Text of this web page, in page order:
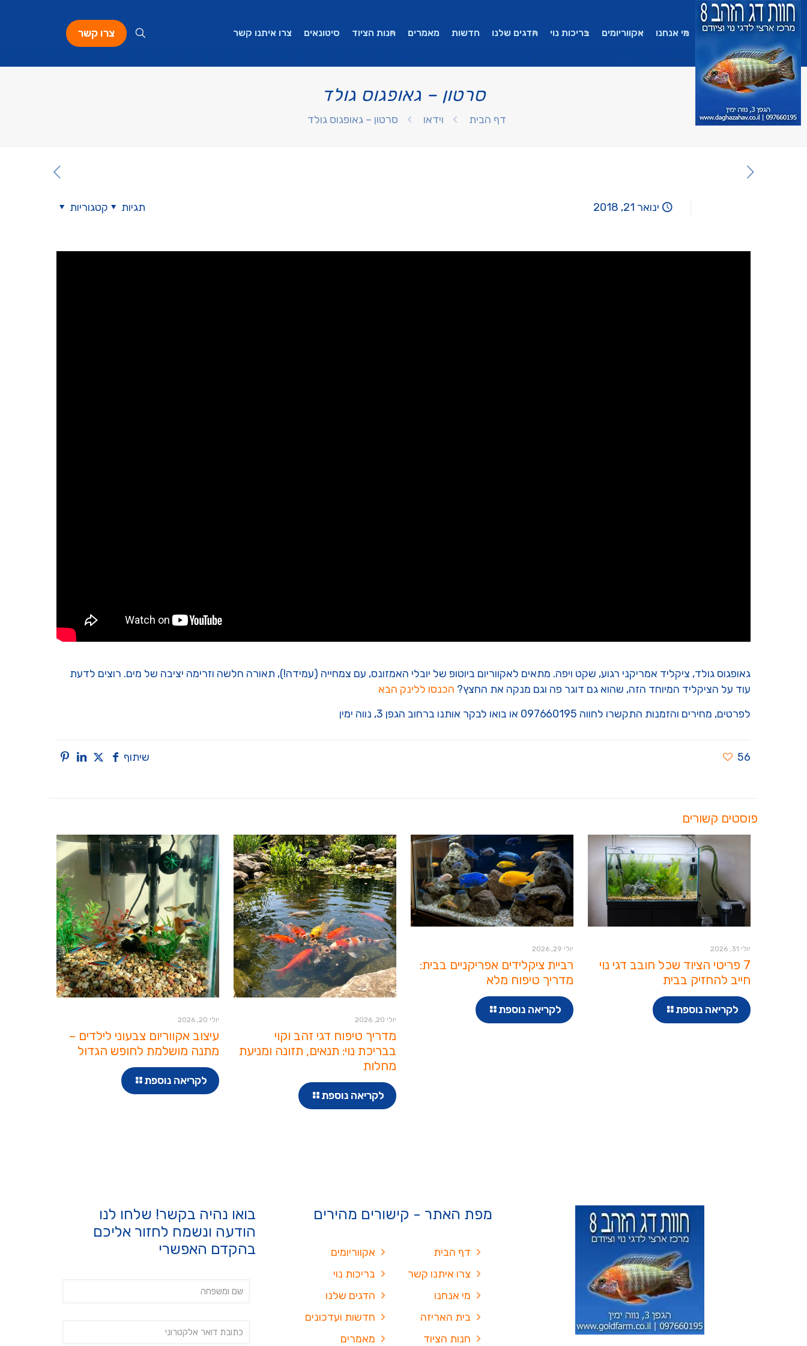
מי אנחנו אקווריומים בריכות נוי הדגים שלנו חדשות מאמרים חנות הציוד סיטונאים צרו איתנו קשר צרו קשר
סרטון – גאופגוס גולד
דף הבית וידאו סרטון – גאופגוס גולד
ינואר 21, 2018 קטגוריות תגיות
גאופגוס גולד, ציקליד אמריקני רגוע, שקט ויפה. מתאים לאקווריום ביוטופ של יובלי האמזונס, עם צמחייה (עמידה!), תאורה חלשה וזרימה יציבה של מים. רוצים לדעת
עוד על הציקליד המיוחד הזה, שהוא גם דוגר פה וגם מנקה את החצץ? הכנסו ללינק הבא
לפרטים, מחירים והזמנות התקשרו לחווה 097660195 או בואו לבקר אותנו ברחוב הגפן 3, נווה ימין
שיתוף 56
פוסטים קשורים
יולי 31, 2026
7 פריטי הציוד שכל חובב דגי נוי
חייב להחזיק בבית
לקריאה נוספת
יולי 29, 2026
רביית ציקלידים אפריקניים בבית:
מדריך טיפוח מלא
לקריאה נוספת
יולי 20, 2026
מדריך טיפוח דגי זהב וקוי
בבריכת נוי: תנאים, תזונה ומניעת
מחלות
לקריאה נוספת
יולי 20, 2026
עיצוב אקווריום צבעוני לילדים –
מתנה מושלמת לחופש הגדול
לקריאה נוספת
מפת האתר - קישורים מהירים
אקווריומים
בריכות נוי
הדגים שלנו
חדשות ועדכונים
מאמרים
דף הבית
צרו איתנו קשר
מי אנחנו
בית האריזה
חנות הציוד
בואו נהיה בקשר! שלחו לנו
הודעה ונשמח לחזור אליכם
בהקדם האפשרי